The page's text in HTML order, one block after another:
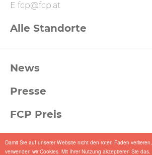
Damit Sie auf unserer Website nicht den roten Faden verlieren,
verwenden wir Cookies. Mit Ihrer Nutzung akzeptieren Sie das.
E fcp@fcp.at
Alle Standorte
Footernavigation
News
Presse
FCP Preis
FCP Masterstipendium